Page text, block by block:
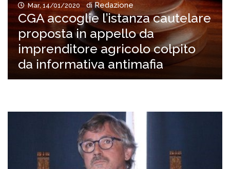
Mar, 14/01/2020 di Redazione
CGA accoglie l’istanza cautelare
proposta in appello da
imprenditore agricolo colpito
da informativa antimafia